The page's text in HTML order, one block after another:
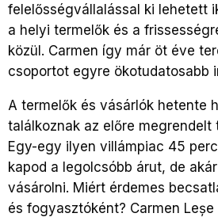
felelősségvállalással ki lehetett
a helyi termelők és a
közül. Carmen így már öt éve
csoportot egyre ökotudatosabb
A termelők és vásárlók hetente
találkoznak az előre megrendelt
Egy-egy ilyen villámpiac 45
kapod a legolcsóbb árut, de
vásárolni. Miért érdemes
és fogyasztóként? Carmen